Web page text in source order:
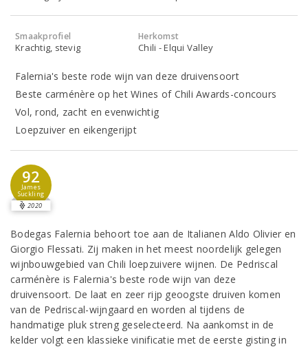
Smaakprofiel
Krachtig, stevig
Herkomst
Chili - Elqui Valley
Falernia's beste rode wijn van deze druivensoort
Beste carménère op het Wines of Chili Awards-concours
Vol, rond, zacht en evenwichtig
Loepzuiver en eikengerijpt
92
James
Suckling
2020
Bodegas Falernia behoort toe aan de Italianen Aldo Olivier en
Giorgio Flessati. Zij maken in het meest noordelijk gelegen
wijnbouwgebied van Chili loepzuivere wijnen. De Pedriscal
carménère is Falernia's beste rode wijn van deze
druivensoort. De laat en zeer rijp geoogste druiven komen
van de Pedriscal-wijngaard en worden al tijdens de
handmatige pluk streng geselecteerd. Na aankomst in de
kelder volgt een klassieke vinificatie met de eerste gisting in